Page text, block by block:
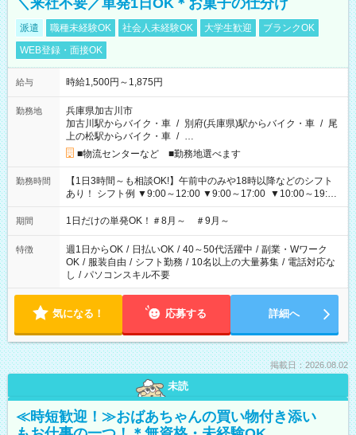
＼来社不要／単発1日OK＊お菓子の仕分け
派遣 職種未経験OK 社会人未経験OK 大学生歓迎
ブランクOK
WEB登録・面接OK
給与 時給1,500円～1,875円
勤務地
兵庫県加古川市
加古川駅からバイク・車 / 別府(兵庫県)駅からバイク・車 / 尾
上の松駅からバイク・車 / …
■物流センターなど ■勤務地選べます
勤務時間
【1日3時間～も相談OK!】午前中のみや18時以降などのシフト
あり！ シフト例 ▼9:00～12:00 ▼9:00～17:00 ▼10:00～19:00
▼18:00～21:00
期間 1日だけの単発OK！＃8月～ ＃9月～
特徴 週1日からOK / 日払いOK / 40～50代活躍中 / 副業・Wワーク
OK / 服装自由 / シフト勤務 / 10名以上の大量募集 / 電話対応な
し / パソコンスキル不要
気になる！ 応募する 詳細へ
掲載日：2026.08.02
未読
≪時短歓迎！≫おばあちゃんの買い物付き添い